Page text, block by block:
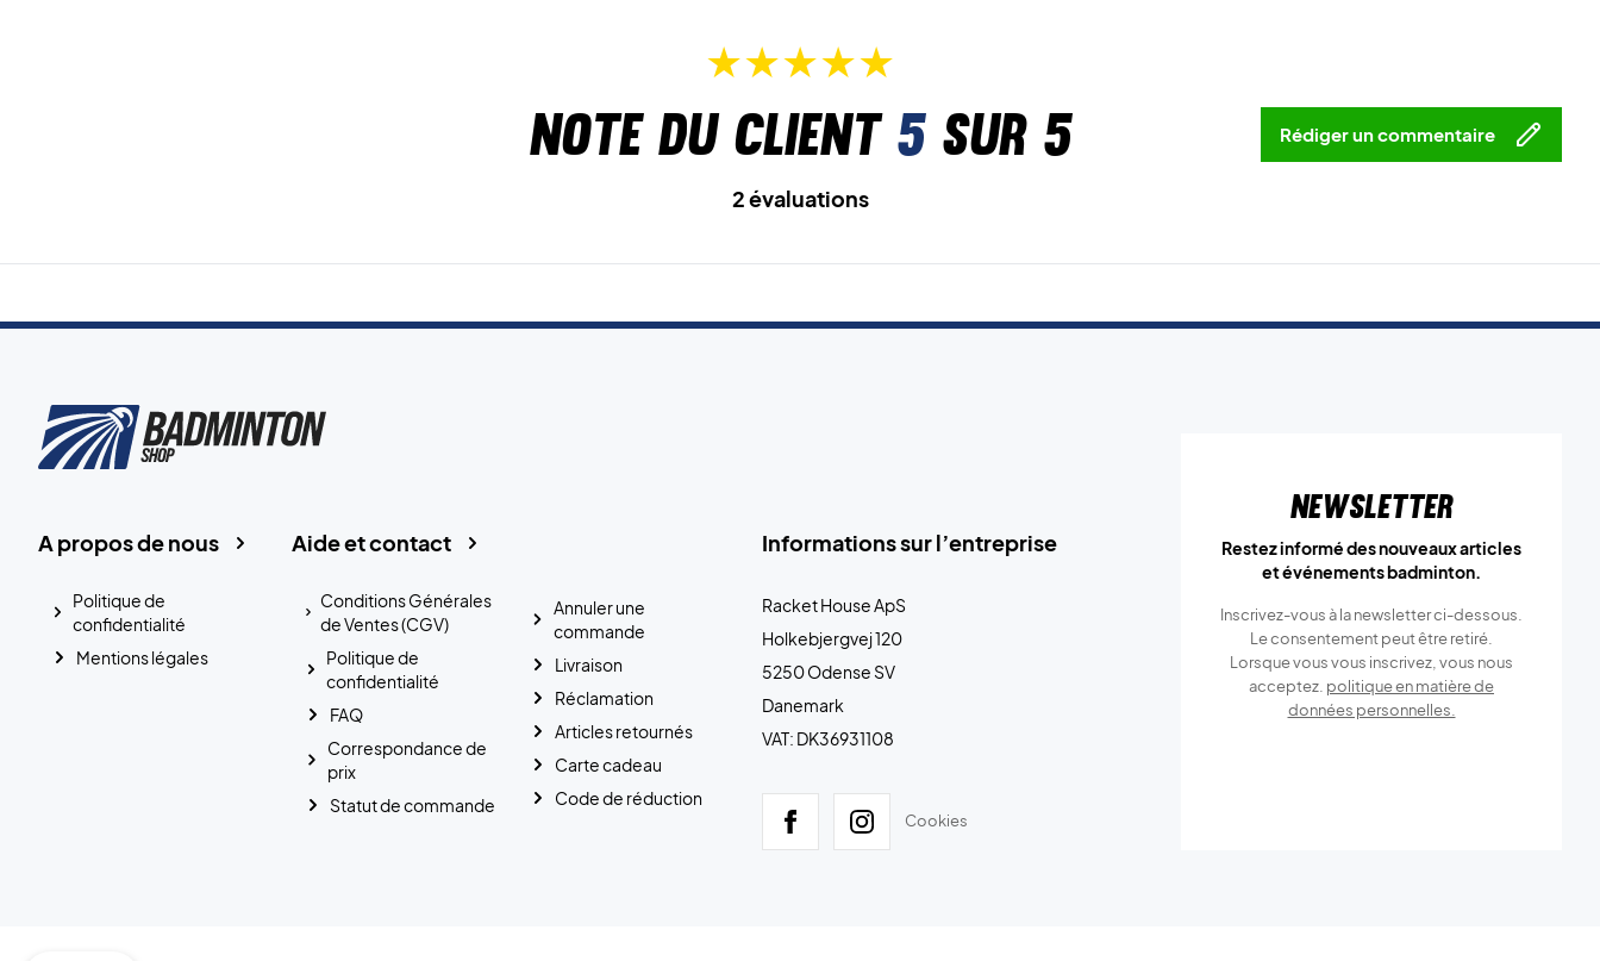
Note du client 5sur 5 Rédiger un commentaire
2 évaluations
Informations sur l’entreprise
Racket House ApS
Holkebjergvej 120
5250 Odense SV
Danemark
VAT: DK36931108
Cookies
Aide et contact
Conditions Générales
de Ventes (CGV)
Politique de
confidentialité
FAQ
Correspondance de
prix
Statut de commande
Annuler une
commande
Livraison
Réclamation
Articles retournés
Carte cadeau
Code de réduction
A propos de nous
Politique de
confidentialité
Mentions légales
Newsletter
Restez informé des nouveaux articles
et événements badminton.
Inscrivez-vous à la newsletter ci-dessous.
Le consentement peut être retiré.
Lorsque vous vous inscrivez, vous nous
acceptez. politique en matière de
données personnelles.